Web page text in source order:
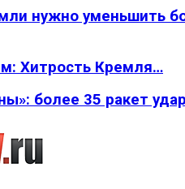
нужно уменьшить
Хитрость Кремля…
более 35 ракет